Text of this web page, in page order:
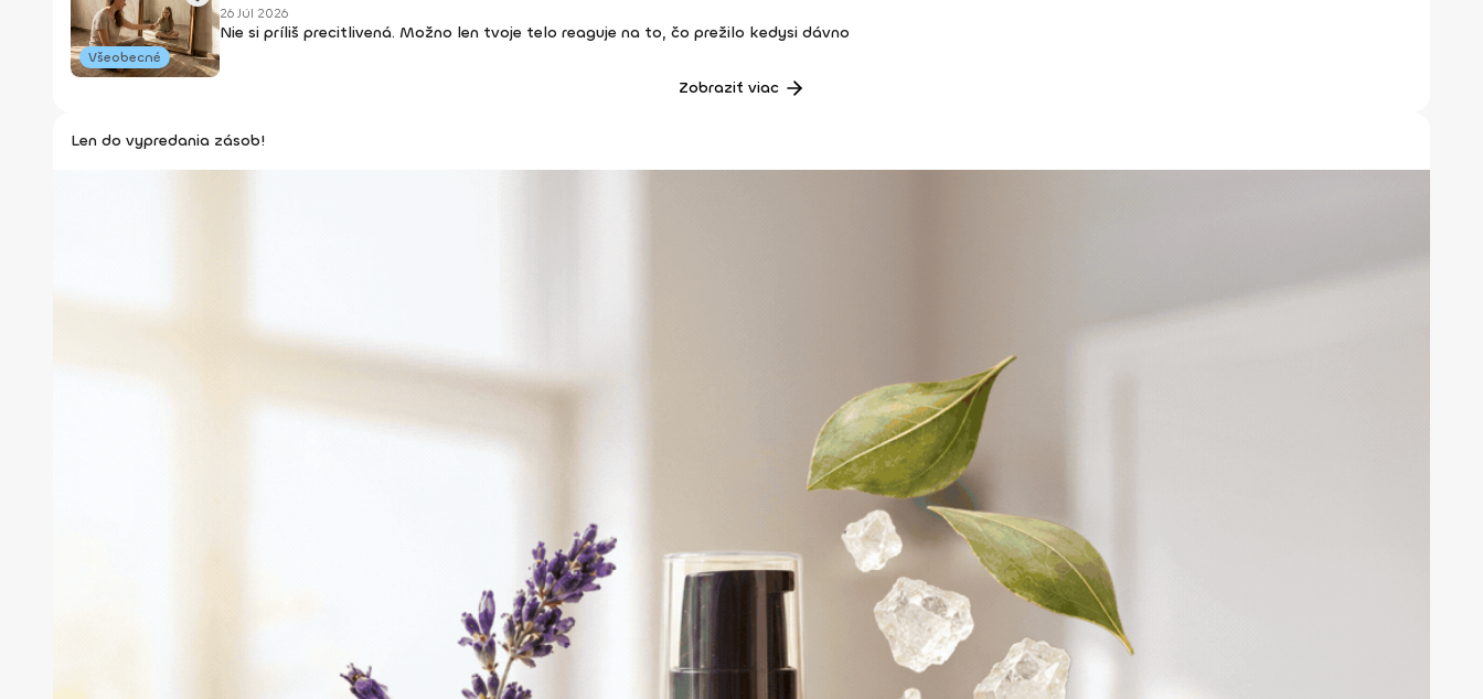
Všeobecné
26 Júl 2026
Nie si príliš precitlivená. Možno len tvoje telo reaguje na to, čo prežilo kedysi dávno
Zobraziť viac
Len do vypredania zásob!